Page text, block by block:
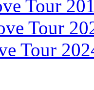
Tour
Tour
Tour